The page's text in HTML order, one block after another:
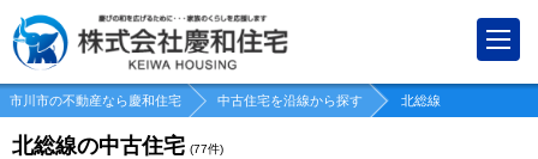
市川市の不動産なら慶和住宅 中古住宅を沿線から探す 北総線
北総線の中古住宅 (77件)